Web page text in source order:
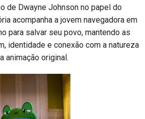
de Dwayne Johnson no papel do
acompanha a jovem navegadora em
para salvar seu povo, mantendo as
identidade e conexão com a natureza
animação original.